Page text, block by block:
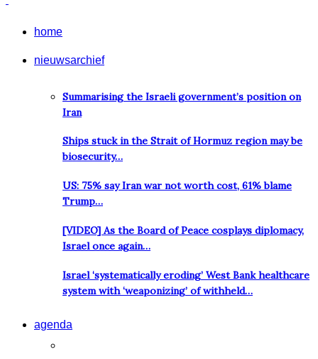
home
nieuwsarchief
Summarising the Israeli government’s position on
Iran
Ships stuck in the Strait of Hormuz region may be
biosecurity…
US: 75% say Iran war not worth cost, 61% blame
Trump…
[VIDEO] As the Board of Peace cosplays diplomacy,
Israel once again…
Israel ‘systematically eroding’ West Bank healthcare
system with ‘weaponizing’ of withheld…
agenda